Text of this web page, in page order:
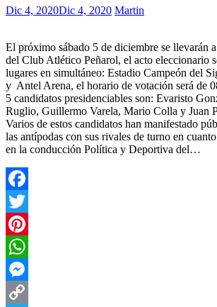
Dic 4, 2020Dic 4, 2020 Martin
El próximo sábado 5 de diciembre se llevarán
del Club Atlético Peñarol, el acto eleccionario
lugares en simultáneo: Estadio Campeón del
y Antel Arena, el horario de votación será de
5 candidatos presidenciables son: Evaristo
Ruglio, Guillermo Varela, Mario Colla y Juan
Varios de estos candidatos han manifestado
las antípodas con sus rivales de turno en
en la conducción Política y Deportiva del…
Facebook
Twitter
Pinterest
WhatsApp
Messenger